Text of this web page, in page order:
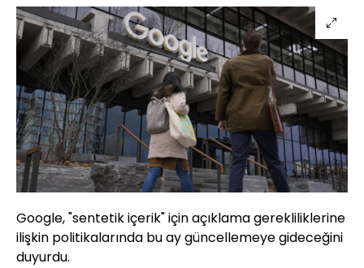
Google, "sentetik içerik" için açıklama gerekliliklerine
ilişkin politikalarında bu ay güncellemeye gideceğini
duyurdu.